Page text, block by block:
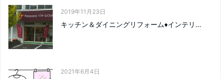
2019年11月23日
キッチン＆ダイニングリフォーム♦インテリ...
2021年6月4日